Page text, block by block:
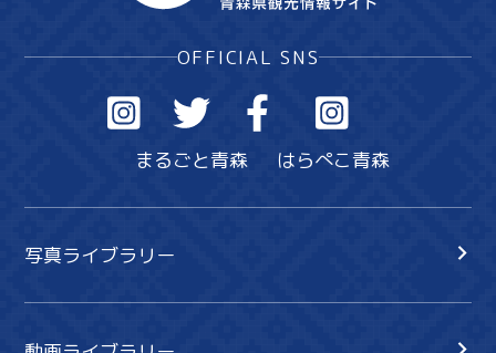
OFFICIAL SNS
まるごと青森 はらぺこ青森
写真ライブラリー